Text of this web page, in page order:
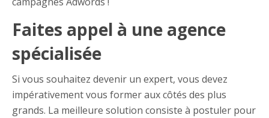
Faites appel à une agence
spécialisée
Si vous souhaitez devenir un expert, vous devez
impérativement vous former aux côtés des plus
grands. La meilleure solution consiste à postuler pour